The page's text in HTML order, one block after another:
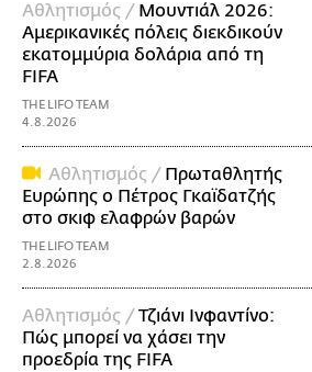
Αθλητισμός / Μουντιάλ 2026:
Αμερικανικές πόλεις διεκδικούν
εκατομμύρια δολάρια από τη
FIFA
THE LIFO TEAM
4.8.2026
Αθλητισμός / Πρωταθλητής
Ευρώπης ο Πέτρος Γκαϊδατζής
στο σκιφ ελαφρών βαρών
THE LIFO TEAM
2.8.2026
Αθλητισμός /Τζιάνι Ινφαντίνο:
Πώς μπορεί να χάσει την
προεδρία της FIFA